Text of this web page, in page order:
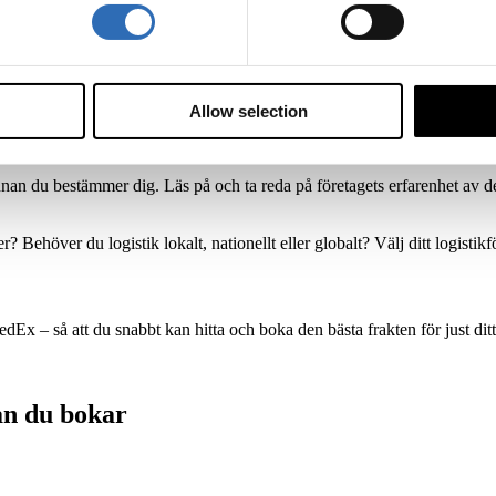
Allow selection
via ett logistikföretag. Då kan du få hjälp med flera olika
du bestämmer dig. Läs på och ta reda på företagets erfarenhet
Behöver du logistik lokalt, nationellt eller globalt? Välj ditt
– så att du snabbt kan hitta och boka den bästa frakten för just
du bokar